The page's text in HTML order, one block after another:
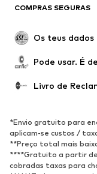
Ocasiões
Upcycling
SAPATOS
Novidades
altos
Sandálias
Sapatilhas de
COMPRAS SEGURAS
Os teus
Pode usar. É
Livro de
*Envio gratuito para
aplicam-se custos /
**Preço total mais
****Gratuito a partir
cobradas taxas para